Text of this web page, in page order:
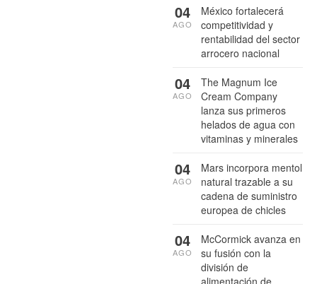
México fortalecerá
competitividad y
rentabilidad del sector
arrocero nacional
04
AGO
The Magnum Ice
Cream Company
lanza sus primeros
helados de agua con
vitaminas y minerales
04
AGO
Mars incorpora mentol
natural trazable a su
cadena de suministro
europea de chicles
04
AGO
McCormick avanza en
su fusión con la
división de
alimentación de
04
AGO